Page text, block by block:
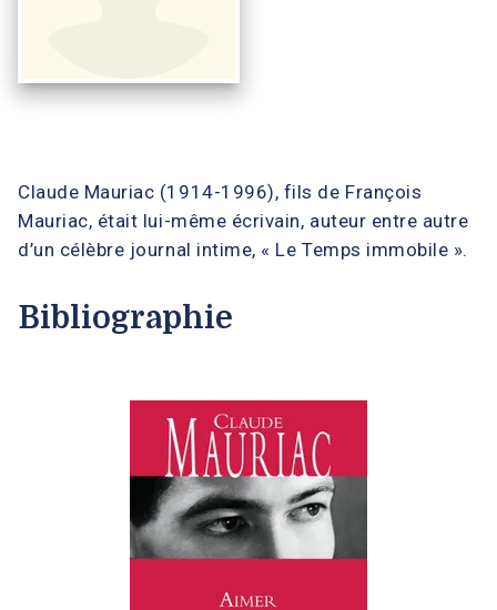
Claude Mauriac (1914-1996), fils de François
Mauriac, était lui-même écrivain, auteur entre autre
d’un célèbre journal intime, « Le Temps immobile ».
Bibliographie